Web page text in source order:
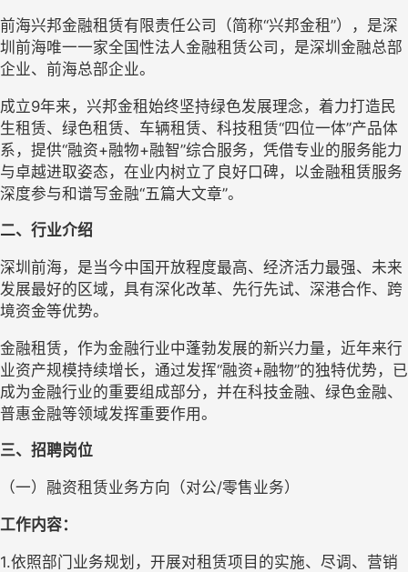
前海兴邦金融租赁有限责任公司（简称“兴邦金租”），是深
圳前海唯一一家全国性法人金融租赁公司， 是深圳金融总部
企业、前海总部企业。
成立9年来，兴邦金租始终坚持绿色发展理念，着力打造民
生租赁、绿色租赁、车辆租赁、科技租赁“四位一体”产品体
系，提供“融资+融物+融智”综合服务，凭借专业的服务能力
与卓越进取姿态，在业内树立了良好口碑，以金融租赁服务
深度参与和谱写金融“五篇大文章”。
二、 行业介绍
深圳前海，是当今中国开放程度最高、经济活力最强、未来
发展最好的区域，具有深化改革、先行先试、深港合作、跨
境资金等优势。
金融租赁，作为金融行业中蓬勃发展的新兴力量，近年来行
业资产规模持续增长，通过发挥“融资+融物”的独特优势，已
成为金融行业的重要组成部分，并在科技金融、绿色金融、
普惠金融等领域发挥重要作用。
三、 招聘岗位
（一） 融资租赁业务方向 （对公/零售业务）
工作内容：
1.依照部门业务规划，开展对租赁项目的实施、尽调、营销